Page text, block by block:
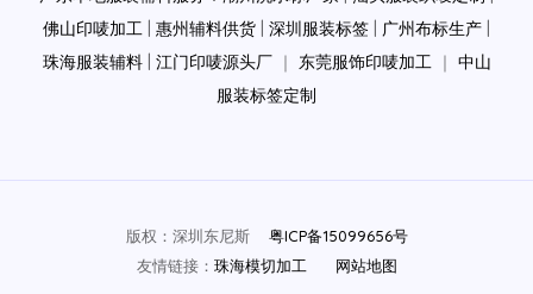
佛山印唛加工
惠州辅料供货 深圳服装标签 广州布标生产
珠海服装辅料| 江门印唛源头厂｜ 东莞服饰印唛加工｜ 中山
服装标签定制
版权：深圳东尼斯 粤ICP备15099656号
友情链接： 珠海模切加工 网站地图